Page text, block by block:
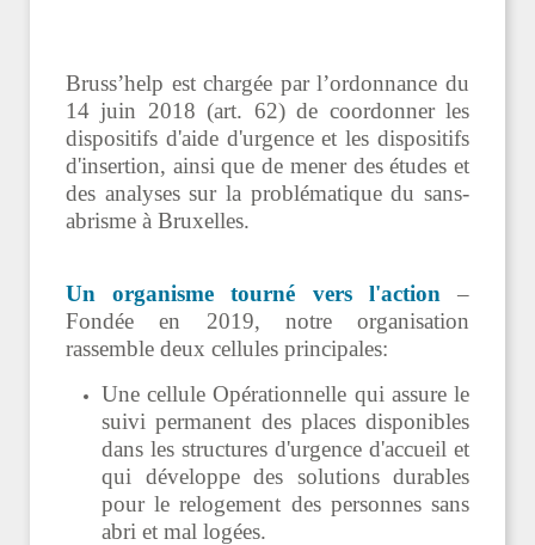
Bruss’help est chargée par l’ordonnance du
14 juin 2018 (art. 62) de coordonner les
dispositifs d'aide d'urgence et les dispositifs
d'insertion, ainsi que de mener des études et
des analyses sur la problématique du sans-
abrisme à Bruxelles.
Un organisme tourné vers l'action –
Fondée en 2019, notre organisation
rassemble deux cellules principales:
Une cellule Opérationnelle qui assure le
suivi permanent des places disponibles
dans les structures d'urgence d'accueil et
qui développe des solutions durables
pour le relogement des personnes sans
abri et mal logées.